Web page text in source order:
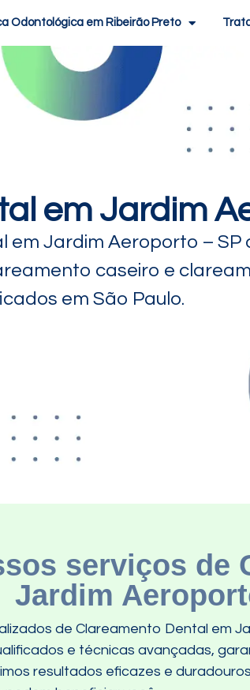
Odontológica em Ribeirão Preto
em Jardim
em Jardim Aeroporto – SP
caseiro e
em São Paulo.
serviços de
Jardim
de Clareamento Dental em
e técnicas avançadas,
resultados eficazes e